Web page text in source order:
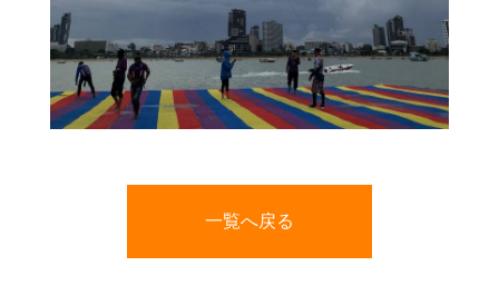
一覧へ戻る